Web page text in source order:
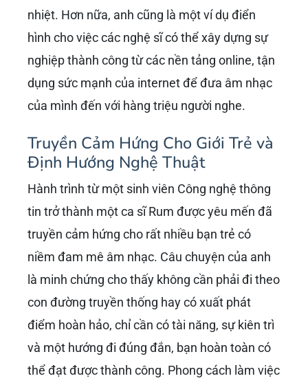
nhiệt. Hơn nữa, anh cũng là một ví dụ điển
hình cho việc các nghệ sĩ có thể xây dựng sự
nghiệp thành công từ các nền tảng online, tận
dụng sức mạnh của internet để đưa âm nhạc
của mình đến với hàng triệu người nghe.
Truyền Cảm Hứng Cho Giới Trẻ và
Định Hướng Nghệ Thuật
Hành trình từ một sinh viên Công nghệ thông
tin trở thành một ca sĩ Rum được yêu mến đã
truyền cảm hứng cho rất nhiều bạn trẻ có
niềm đam mê âm nhạc. Câu chuyện của anh
là minh chứng cho thấy không cần phải đi theo
con đường truyền thống hay có xuất phát
điểm hoàn hảo, chỉ cần có tài năng, sự kiên trì
và một hướng đi đúng đắn, bạn hoàn toàn có
thể đạt được thành công. Phong cách làm việc